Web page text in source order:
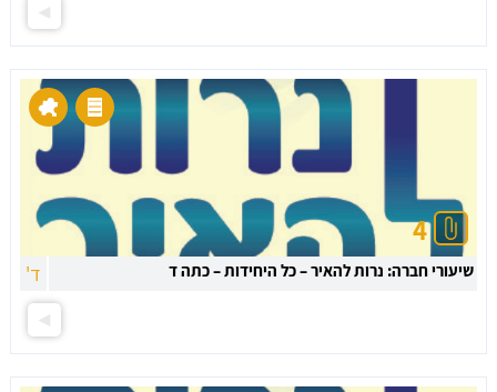
4
שיעורי חברה: נרות להאיר – כל היחידות – כתה ד ד'